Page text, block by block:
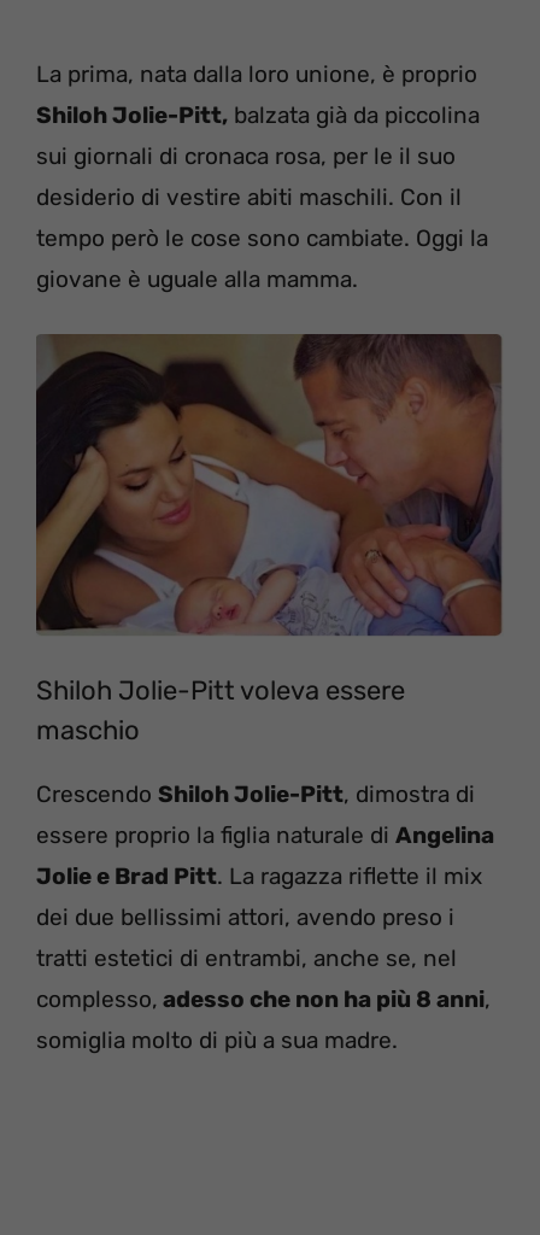
La prima, nata dalla loro unione, è proprio
Shiloh Jolie-Pitt, balzata già da piccolina
sui giornali di cronaca rosa, per le il suo
desiderio di vestire abiti maschili. Con il
tempo però le cose sono cambiate. Oggi la
giovane è uguale alla mamma.
Shiloh Jolie-Pitt voleva essere
maschio
Crescendo Shiloh Jolie-Pitt, dimostra di
essere proprio la figlia naturale di Angelina
Jolie e Brad Pitt. La ragazza riflette il mix
dei due bellissimi attori, avendo preso i
tratti estetici di entrambi, anche se, nel
complesso, adesso che non ha più 8 anni,
somiglia molto di più a sua madre.